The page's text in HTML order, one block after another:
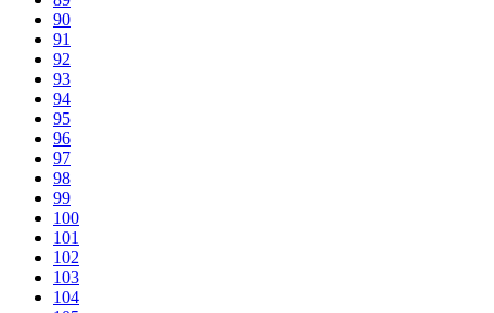
90
91
92
93
94
95
96
97
98
99
100
101
102
103
104